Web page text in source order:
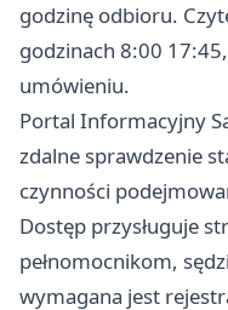
godzinę odbioru.
godzinach 8:00
umówieniu.
Portal Informacyjny
zdalne sprawdzenie
czynności
Dostęp przysługuje
pełnomocnikom,
wymagana jest